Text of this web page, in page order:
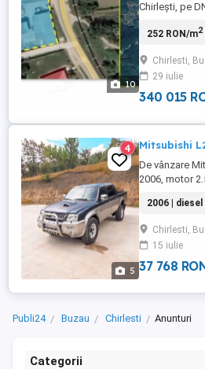
10
Chirlești, pe
toate
industrială de
vestiar,
spații
252 RON/m2
Chirlesti,
29 iulie
340 015
5
4 Mitsubishi
De vânzare
2006, motor
într-o stare
refăcută atât
fiabilitate,
pentru orice
vopsită
2006 |
Chirlesti,
15 iulie
37 768
Publi24 Buzau Chirlesti Anunturi
Categorii